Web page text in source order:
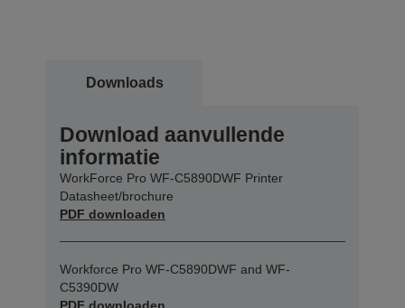
Downloads
Download aanvullende
informatie
WorkForce Pro WF-C5890DWF Printer
Datasheet/brochure
PDF downloaden
Workforce Pro WF-C5890DWF and WF-
C5390DW
PDF downloaden